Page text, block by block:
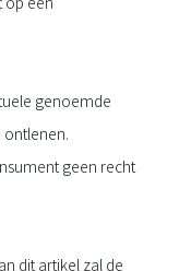
genoemde
geen recht
dit artikel zal de